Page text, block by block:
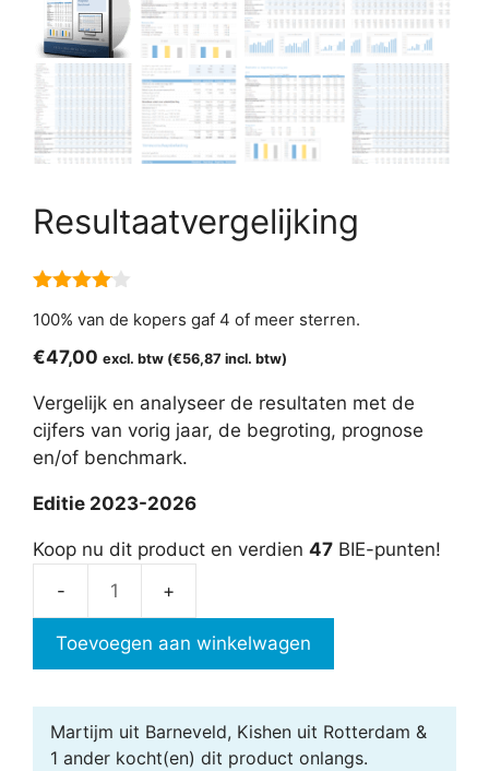
Resultaatvergelijking
5
100% van de kopers gaf 4 of meer sterren.
€47,00 excl. btw (€56,87 incl. btw)
Vergelijk en analyseer de resultaten met de
cijfers van vorig jaar, de begroting, prognose
en/of benchmark.
Editie 2023-2026
Koop nu dit product en verdien 47 BIE-punten!
Toevoegen aan winkelwagen
Martijm uit Barneveld, Kishen uit Rotterdam &
1 ander kocht(en) dit product onlangs.